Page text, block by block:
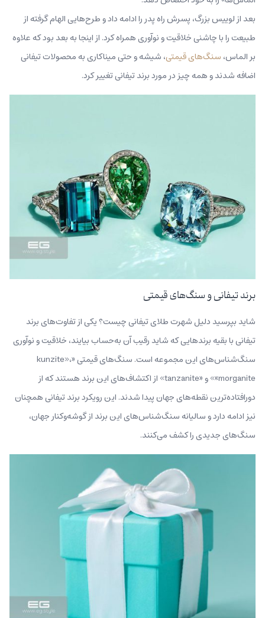
بعد از لوییس بزرگ، پسرش راه پدر را ادامه داد و طرح‌هایی الهام گرفته از
طبیعت را با چاشنی خلاقیت و نوآوری همراه کرد. از اینجا به بعد بود که علاوه
بر الماس، سنگ‌های قیمتی، شیشه و حتی میناکاری به محصولات تیفانی
اضافه شدند و همه چیز در مورد برند تیفانی تغییر کرد.
برند تیفانی و سنگ‌های قیمتی
شاید بپرسید دلیل شهرت طلای تیفانی چیست؟ یکی از تفاوت‌های برند
تیفانی با بقیه برندهایی که شاید رقیب آن به‌حساب بیایند، خلاقیت و نوآوری
سنگ‌شناس‌های این مجموعه‌ است. سنگ‌های قیمتی «kunzite»،
«morganite» و «tanzanite» از اکتشاف‌های این برند هستند که از
دورافتاده‌ترین نقطه‌های جهان پیدا شدند. این رویکرد برند تیفانی همچنان
نیز ادامه دارد و سالیانه سنگ‌شناس‌های این برند از گوشه‌وکنار جهان،
سنگ‌های جدیدی را کشف می‌کنند.